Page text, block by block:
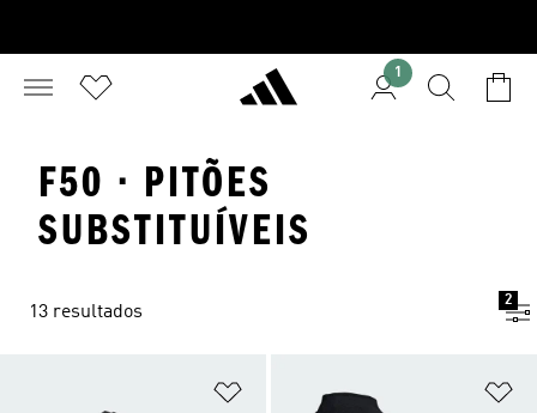
1
F50 · PITÕES
SUBSTITUÍVEIS
13 resultados
2